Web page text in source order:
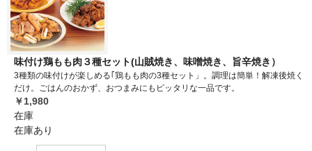
味付け鶏もも肉３種セット(山賊焼き、味噌焼き、旨辛焼き）
3種類の味付けが楽しめる｢鶏もも肉の3種セット」。調理は簡単！解凍後焼く
だけ。ごはんのおかず、おつまみにもピッタリな一品です。
￥1,980
在庫
在庫あり